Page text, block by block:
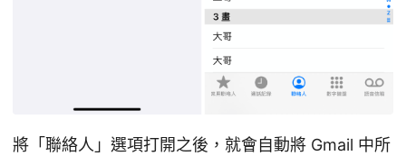
將「聯絡人」選項打開之後，就會自動將 Gmail 中所